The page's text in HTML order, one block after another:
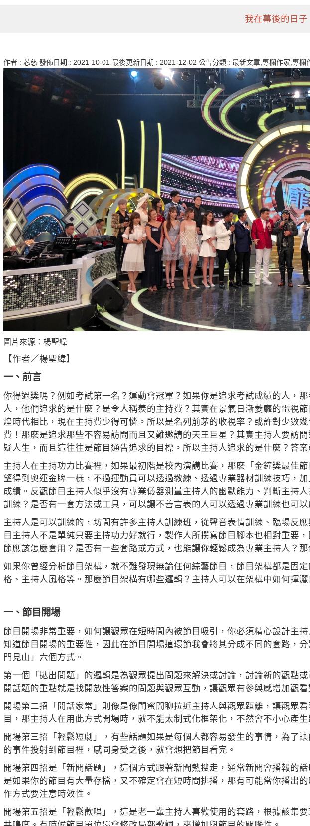
我在幕後的日子
作者 : 芯慈 發佈日期 : 2021-10-01 最後更新日期 : 2021-12-02 公告分類 : 最新文章,專欄作家,專欄
圖片來源：楊聖緯
【作者／楊聖緯】
一、前言
你得過獎嗎？例如考試第一名？運動會冠軍？如果你是追求考試成績的人，
人，他們追求的是什麼？是令人稱羨的主持費？其實在景氣日漸萎靡的電視
煌時代相比，現在主持費少得可憐。所以是名列前茅的收視率？或許對少數
費！那麽是追求那些不容易訪問而且又難邀請的天王巨星？其實主持人要訪
疑人生，而且這往往是節目通告追求的目標。所以主持人追求的是什麼？答
主持人在主持功力比賽裡，如果最初階是校內演講比賽，那麽「金鐘獎最佳
望得到奧運金牌一樣，不過運動員可以透過教練、透過專業器材訓練技巧，
成績。反觀節目主持人似乎沒有專業儀器測量主持人的幽默能力、判斷主持
訓練？是否有一套方法或工具，可以讓不善言表的人可以透過專業訓練也可以
主持人是可以訓練的，坊間有許多主持人訓練班，從聲音表情訓練、臨場反
目主持人不是單純只要主持功力好就行，製作人所撰寫節目腳本也相對重要
節應該怎麼套用？是否有一些套路或方式，也能讓你輕鬆成為專業主持人？
如果你曾經分析節目架構，就不難發現無論任何綜藝節目，節目架構都是固
格、主持人風格等。那麼節目架構有哪些邏輯？主持人可以在架構中如何揮
一、節目開場
節目開場非常重要，如何讓觀眾在短時間內被節目吸引，你必須精心設計主
知道節目開場的重要性，因此在節目開場這環節我會將其分成不同的套路，
門見山」六個方式。
第一個「拋出問題」的邏輯是為觀眾提出問題來解決或討論，討論新的觀點
開話題的重點就是找開放性答案的問題與觀眾互動，讓觀眾有參與感增加觀看
開場第二招「閒話家常」則像是像閨蜜閒聊拉近主持人與觀眾距離，讓觀眾
目，那主持人在用此方式開場時，就不能太制式化框架化，不然會不小心產
開場第三招「輕鬆短劇」，有些話題如果是每個人都容易發生的事情，為了
的事件投射到節目裡，感同身受之後，就會想把節目看完。
開場第四招是「新聞話題」，這個方式跟著新聞熱搜走，通常新聞會播報的
是如果你的節目有大量存擋，又不確定會在短時間排播，那有可能當你播出
作方式要注意時效性。
開場第五招是「輕鬆歡唱」，這是老一輩主持人喜歡使用的套路，根據該集